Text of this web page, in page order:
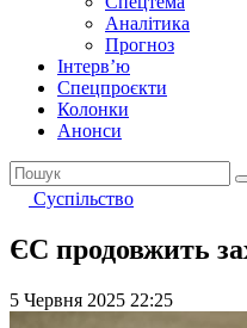
Аналітика
Прогноз
Інтерв’ю
Спецпроєкти
Колонки
Анонси
Суспільство
ЄС продовжить
5 Червня 2025 22:25